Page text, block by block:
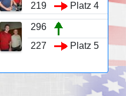
219 Platz 4
296
227 Platz 5